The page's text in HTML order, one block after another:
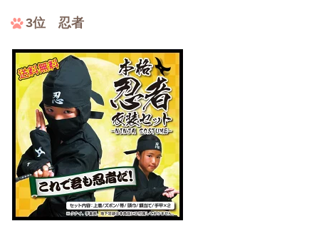
3位 忍者